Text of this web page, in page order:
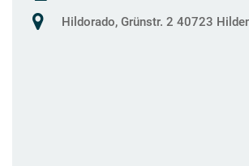
Hildorado, Grünstr. 2 40723